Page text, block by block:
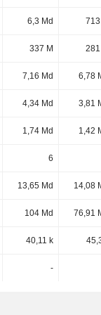
6,3 Md 713
337 M 281
7,16 Md 6,78
4,34 Md 3,81
1,74 Md 1,42
6
13,65 Md 14,08
104 Md 76,91
40,11 k
-